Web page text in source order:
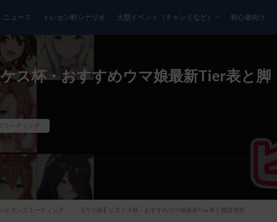
ニュース トレセン軒シナリオ 大型イベント（チャンミなど） 初心者向け
ス杯・おすすめウマ娘最新Tier表と脚
ミーティング
ピオンズミーティング 【ウマ娘】ピスケス杯・おすすめウマ娘最新Tier表と脚質考察